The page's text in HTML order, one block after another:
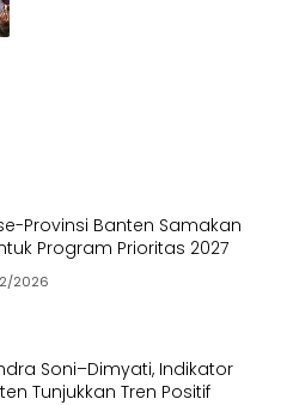
Provinsi Banten Samakan
Program Prioritas 2027
2026
Soni–Dimyati, Indikator
Tunjukkan Tren Positif